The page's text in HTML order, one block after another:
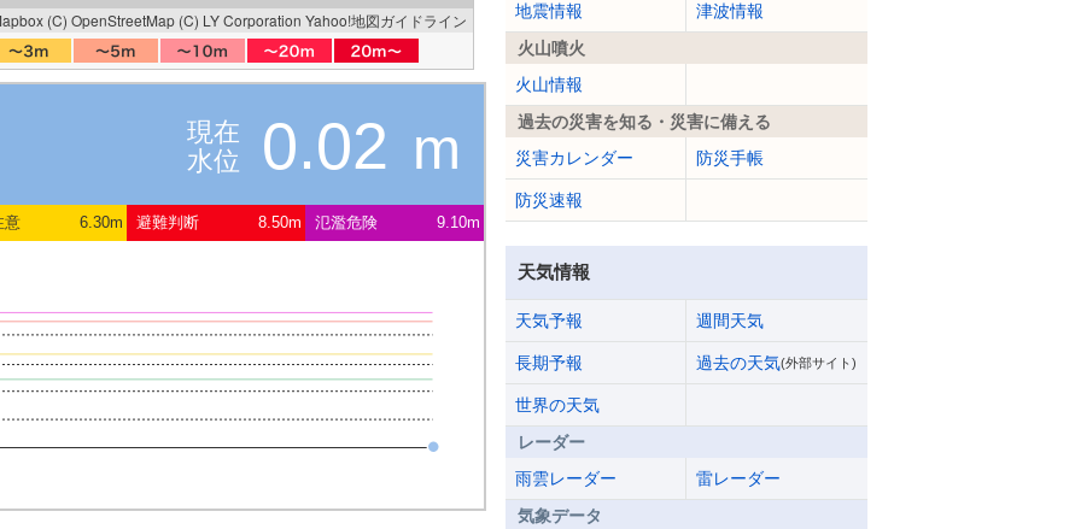
(C) OpenStreetMap (C) LY Corporation Yahoo!地図ガイドライン
現在
水位
0.02 m
意 6.30m 避難判断 8.50m 氾濫危険 9.10m
地震情報
津波情報
火山噴火
火山情報
過去の災害を知る・災害に備える
災害カレンダー
防災手帳
防災速報
天気情報
天気予報 週間天気
長期予報 過去の天気(外部サイト)
世界の天気
レーダー
雨雲レーダー
雷レーダー
気象データ